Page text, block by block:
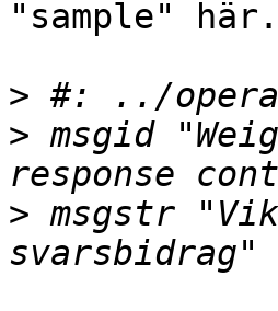
"sample" här.
>
> msgid
> msgstr